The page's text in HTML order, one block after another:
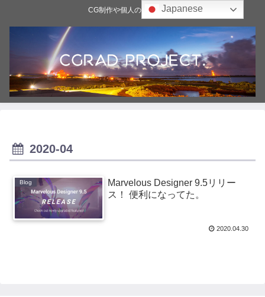
CG制作や個人の雑記ブログ
2020-04
Blog
Marvelous Designer 9.5リリー
ス！ 便利になってた。
2020.04.30
Japanese